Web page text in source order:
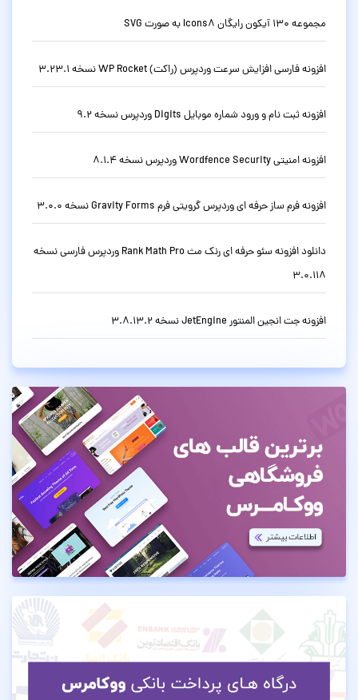
مجموعه 130 آیکون رایگان Icons8 به صورت SVG
افزونه فارسی افزایش سرعت وردپرس (راکت) WP Rocket نسخه 3.23.1
افزونه ثبت نام و ورود شماره موبایل Digits وردپرس نسخه 9.2
افزونه امنیتی Wordfence Security وردپرس نسخه 8.1.4
افزونه فرم ساز حرفه ای وردپرس گرویتی فرم Gravity Forms نسخه 3.0.0
دانلود افزونه سئو حرفه ای رنک مث Rank Math Pro وردپرس فارسی نسخه
3.0.118
افزونه جت انجین المنتور JetEngine نسخه 3.8.13.2